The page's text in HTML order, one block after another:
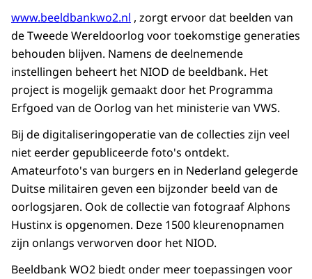
www.beeldbankwo2.nl , zorgt ervoor dat beelden van
de Tweede Wereldoorlog voor toekomstige generaties
behouden blijven. Namens de deelnemende
instellingen beheert het NIOD de beeldbank. Het
project is mogelijk gemaakt door het Programma
Erfgoed van de Oorlog van het ministerie van VWS.
Bij de digitaliseringoperatie van de collecties zijn veel
niet eerder gepubliceerde foto's ontdekt.
Amateurfoto's van burgers en in Nederland gelegerde
Duitse militairen geven een bijzonder beeld van de
oorlogsjaren. Ook de collectie van fotograaf Alphons
Hustinx is opgenomen. Deze 1500 kleurenopnamen
zijn onlangs verworven door het NIOD.
Beeldbank WO2 biedt onder meer toepassingen voor